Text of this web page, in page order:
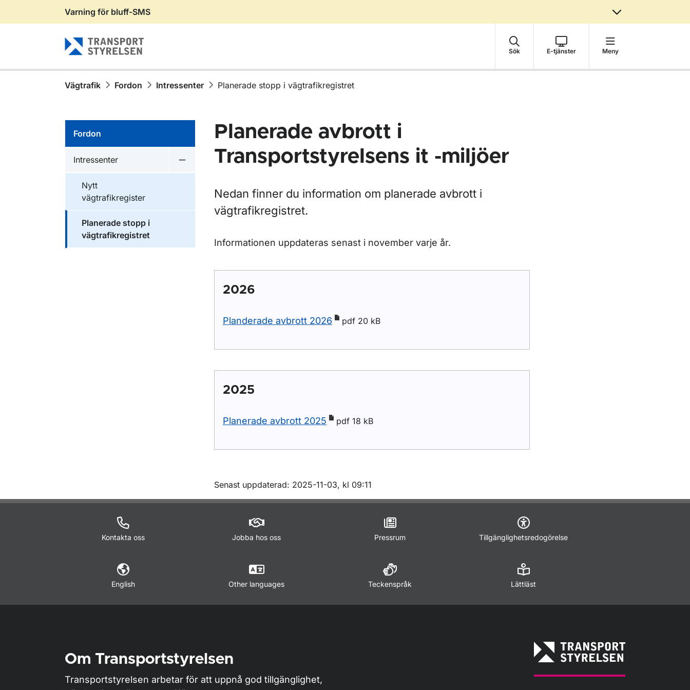
Gå till sidans innehåll
Varning för bluff-SMS
Sök E-tjänster Meny
Vägtrafik Fordon Intressenter Planerade stopp i vägtrafikregistret
Fordon
Intressenter
Undermeny för Intressenter
Nytt
vägtrafikregister
Planerade stopp i
vägtrafikregistret
Planerade avbrott i
Transportstyrelsens it -miljöer
Nedan finner du information om planerade avbrott i
vägtrafikregistret.
Informationen uppdateras senast i november varje år.
2026
Planderade avbrott 2026 pdf 20 kB
2025
Planerade avbrott 2025 pdf 18 kB
Om sidan
Senast uppdaterad: 2025-11-03, kl 09:11
Kontakta oss Jobba hos oss Pressrum Tillgänglighetsredogörelse
English Other languages Teckenspråk Lättläst
Om Transportstyrelsen
Transportstyrelsen arbetar för att uppnå god tillgänglighet,